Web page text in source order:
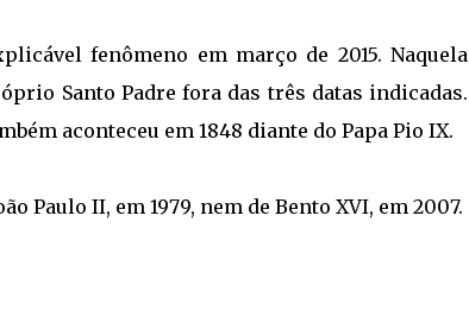
fenômeno em março de 2015. Naquela
Santo Padre fora das três datas indicadas.
aconteceu em 1848 diante do Papa Pio IX.
Paulo II, em 1979, nem de Bento XVI, em 2007.